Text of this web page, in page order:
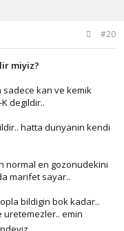
#20
miyiz?
sadece kan ve kemik
degildir..
hatta dunyanin kendi
normal en gozonudekini
marifet sayar..
bildigin bok kadar..
emin